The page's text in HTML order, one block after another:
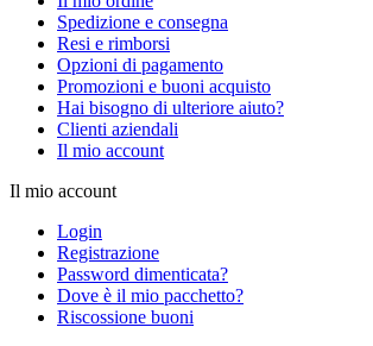
Spedizione e consegna
Resi e rimborsi
Opzioni di pagamento
Promozioni e buoni acquisto
Hai bisogno di ulteriore aiuto?
Clienti aziendali
Il mio account
Il mio account
Login
Registrazione
Password dimenticata?
Dove è il mio pacchetto?
Riscossione buoni